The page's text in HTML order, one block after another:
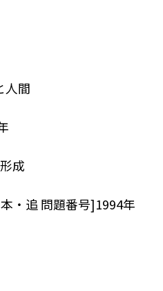
間
成
・追 問題番号]1994年